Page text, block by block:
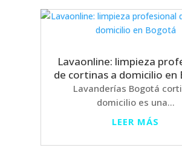
Lavaonline: limpieza
de cortinas a domicilio en
Lavanderías Bogotá
domicilio es una...
LEER MÁS